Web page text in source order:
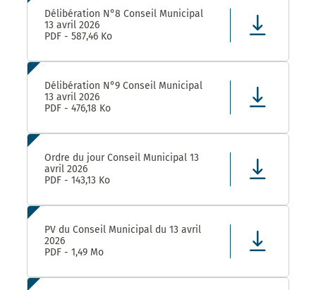
Délibération N°8 Conseil Municipal
13 avril 2026
PDF - 587,46 Ko
Délibération N°9 Conseil Municipal
13 avril 2026
PDF - 476,18 Ko
Ordre du jour Conseil Municipal 13
avril 2026
PDF - 143,13 Ko
PV du Conseil Municipal du 13 avril
2026
PDF - 1,49 Mo